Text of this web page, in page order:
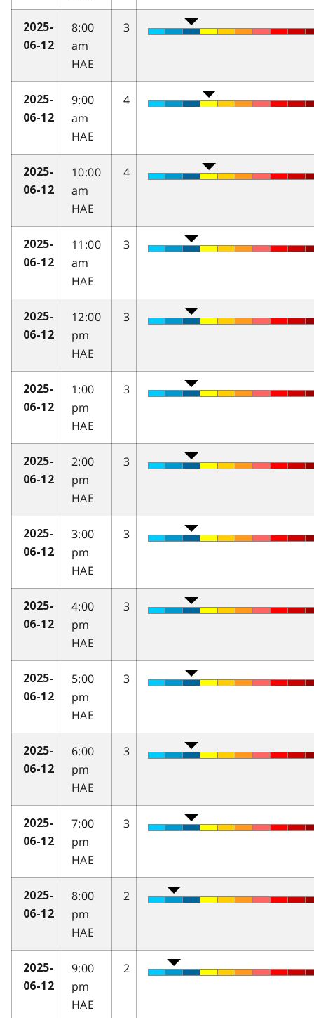
2025-
06-12
8:00
am
HAE
3
2025-
06-12
9:00
am
HAE
4
2025-
06-12
10:00
am
HAE
4
2025-
06-12
11:00
am
HAE
3
2025-
06-12
12:00
pm
HAE
3
2025-
06-12
1:00
pm
HAE
3
2025-
06-12
2:00
pm
HAE
3
2025-
06-12
3:00
pm
HAE
3
2025-
06-12
4:00
pm
HAE
3
2025-
06-12
5:00
pm
HAE
3
2025-
06-12
6:00
pm
HAE
3
2025-
06-12
7:00
pm
HAE
3
2025-
06-12
8:00
pm
HAE
2
2025-
06-12
9:00
pm
HAE
2